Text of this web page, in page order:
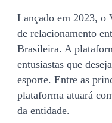
Lançado em 2023, o
de relacionamento
Brasileira. A
entusiastas que
esporte. Entre as
plataforma atuará
da entidade.